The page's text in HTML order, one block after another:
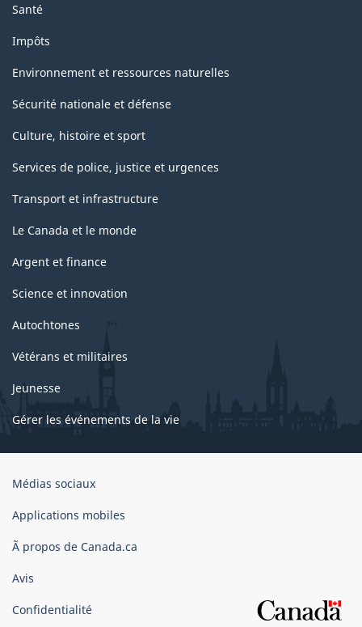
Santé
Impôts
Environnement et ressources naturelles
Sécurité nationale et défense
Culture, histoire et sport
Services de police, justice et urgences
Transport et infrastructure
Le Canada et le monde
Argent et finance
Science et innovation
Autochtones
Vétérans et militaires
Jeunesse
Gérer les événements de la vie
Organisation
gouvernement
Canada
Médias sociaux
Applications mobiles
Ã propos de Canada.ca
Avis
Confidentialité